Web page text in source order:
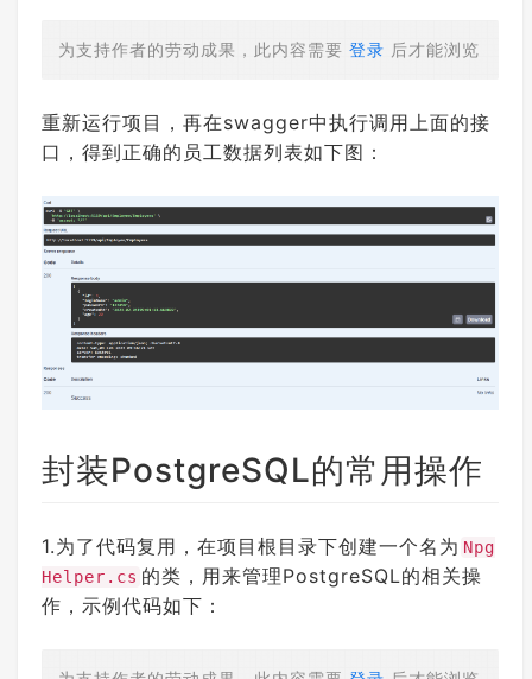
为支持作者的劳动成果，此内容需要 登录 后才能浏览
重新运行项目，再在swagger中执行调用上面的接
口，得到正确的员工数据列表如下图：
封装PostgreSQL的常用操作
1.为了代码复用，在项目根目录下创建一个名为 Npg
Helper.cs 的类，用来管理PostgreSQL的相关操
作，示例代码如下：